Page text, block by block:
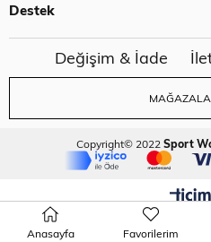
Destek
Değişim & İade
Copyright© 2022 Sport
Anasayfa Favorilerim